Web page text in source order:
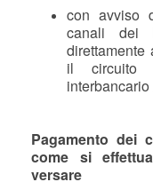
con avviso
canali dei
direttamente
il circuito
Pagamento dei
come si
versare